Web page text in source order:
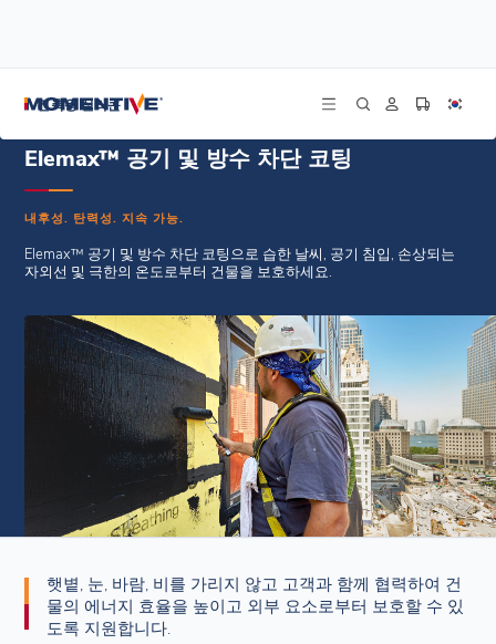
건축용 실리콘
Elemax™ 공기 및 방수 차단 코팅
내후성. 탄력성. 지속 가능.
Elemax™ 공기 및 방수 차단 코팅으로 습한 날씨, 공기 침입, 손상되는
자외선 및 극한의 온도로부터 건물을 보호하세요.
햇볕, 눈, 바람, 비를 가리지 않고 고객과 함께 협력하여 건
물의 에너지 효율을 높이고 외부 요소로부터 보호할 수 있
도록 지원합니다.